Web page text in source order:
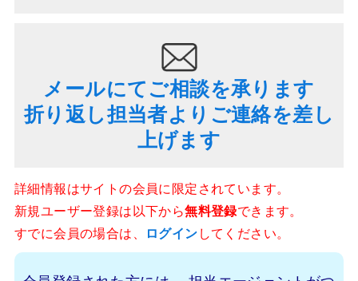
メールにてご相談を承ります
折り返し担当者よりご連絡を差し
上げます
詳細情報はサイトの会員に限定されています。
新規ユーザー登録は以下から無料登録できます。
すでに会員の場合は、
ログインしてください。